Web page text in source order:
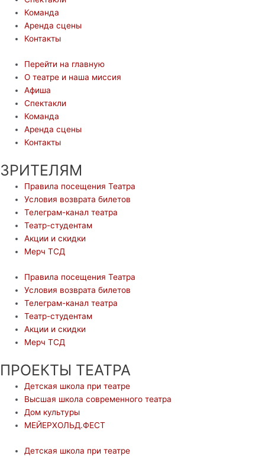
Команда
Аренда сцены
Контакты
Перейти на главную
О театре и наша миссия
Афиша
Спектакли
Команда
Аренда сцены
Контакты
ЗРИТЕЛЯМ
Правила посещения Театра
Условия возврата билетов
Телеграм-канал театра
Театр-студентам
Акции и скидки
Мерч ТСД
Правила посещения Театра
Условия возврата билетов
Телеграм-канал театра
Театр-студентам
Акции и скидки
Мерч ТСД
ПРОЕКТЫ ТЕАТРА
Детская школа при театре
Высшая школа современного театра
Дом культуры
МЕЙЕРХОЛЬД.ФЕСТ
Детская школа при театре